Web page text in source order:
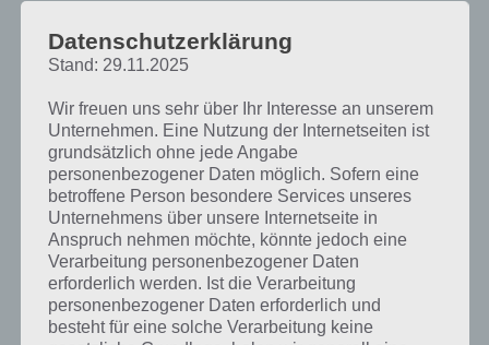
Reihenfolge bei jedem Spieler anders ist, können wir dir nicht das
exakte Level anzeigen, weshalb du über unsere Komplettlösung
Antworten findest!
Weitere Lösungen zu 94%
gesucht? Schaue inunsere
Komplettlösung zur App! Dort
kannst du mit der Suche
schnell die Antworten und
Datenschutzerklärung
Stand: 29.11.2025
Wir freuen uns sehr über Ihr Interesse an unserem
Unternehmen. Eine Nutzung der Internetseiten ist
grundsätzlich ohne jede Angabe
personenbezogener Daten möglich. Sofern eine
betroffene Person besondere Services unseres
Unternehmens über unsere Internetseite in
Anspruch nehmen möchte, könnte jedoch eine
Verarbeitung personenbezogener Daten
erforderlich werden. Ist die Verarbeitung
personenbezogener Daten erforderlich und
besteht für eine solche Verarbeitung keine